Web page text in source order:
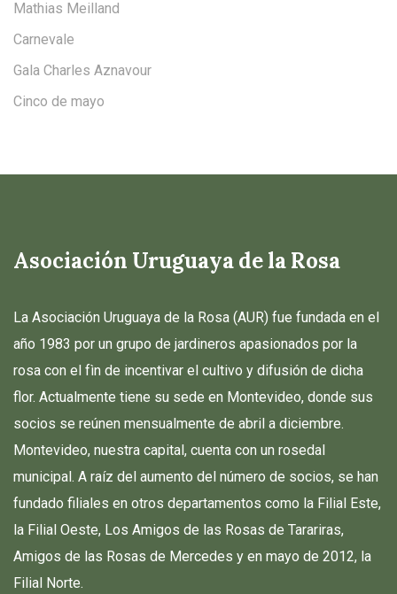
Mathias Meilland
Carnevale
Gala Charles Aznavour
Cinco de mayo
Asociación Uruguaya de la Rosa
La Asociación Uruguaya de la Rosa (AUR) fue fundada en el
año 1983 por un grupo de jardineros apasionados por la
rosa con el fìn de incentivar el cultivo y difusión de dicha
flor. Actualmente tiene su sede en Montevideo, donde sus
socios se reúnen mensualmente de abril a diciembre.
Montevideo, nuestra capital, cuenta con un rosedal
municipal. A raíz del aumento del número de socios, se han
fundado filiales en otros departamentos como la Filial Este,
la Filial Oeste, Los Amigos de las Rosas de Tarariras,
Amigos de las Rosas de Mercedes y en mayo de 2012, la
Filial Norte.